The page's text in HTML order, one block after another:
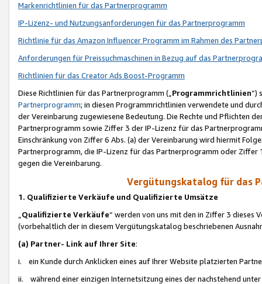
Markenrichtlinien für das Partnerprogramm
IP-Lizenz- und Nutzungsanforderungen für das Partnerprogramm
Richtlinie für das Amazon Influencer Programm im Rahmen des
Anforderungen für Preissuchmaschinen in Bezug auf das
Richtlinien für das Creator Ads Boost-Programm
Diese Richtlinien für das Partnerprogramm („Programmrichtlinien“)
Partnerprogramm; in diesen Programmrichtlinien verwendete und
der Vereinbarung zugewiesene Bedeutung. Die Rechte und Pflichten
Partnerprogramm sowie Ziffer 3 der IP-Lizenz für das
Einschränkung von Ziffer 6 Abs. (a) der Vereinbarung wird hiermit
Partnerprogramm, die IP-Lizenz für das Partnerprogramm oder
gegen die Vereinbarung.
Vergütungskatalog für das
1. Qualifizierte Verkäufe und Qualifizierte Umsätze
Qualifizierte Verkäufe“ werden von uns mit den in Ziffer 3
(vorbehaltlich der in diesem Vergütungskatalog beschriebenen
(a) Partner- Link auf Ihrer Site:
i. ein Kunde durch Anklicken eines auf Ihrer Website platzierten
ii. während einer einzigen Internetsitzung eines der nachstehend